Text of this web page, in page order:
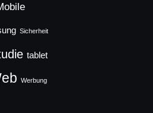
Sicherheit
tablet
Werbung